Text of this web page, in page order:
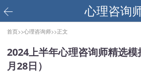
心理咨询
首页>>心理咨询师>>正文
2024上半年心理咨询师精选
月28日）